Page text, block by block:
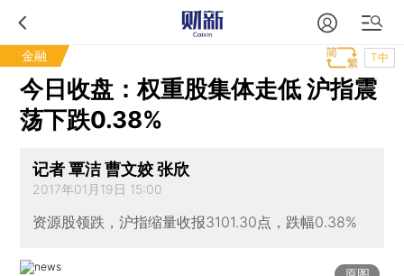
金融 T中
今日收盘：权重股集体走低 沪指震
荡下跌0.38%
记者 覃洁 曹文姣 张欣
2017年01月19日 15:00
资源股领跌，沪指缩量收报3101.30点，跌幅0.38%